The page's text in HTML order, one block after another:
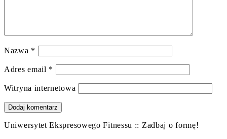
Nazwa *
Adres email *
Witryna internetowa
Uniwersytet Ekspresowego Fitnessu :: Zadbaj o formę!